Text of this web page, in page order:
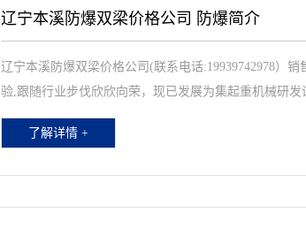
辽宁本溪防爆双梁价格公司 防爆简介
辽宁本溪防爆双梁价格公司(联系电话:19939742978）
验,跟随行业步伐欣欣向荣，现已发展为集起重机械研发
了解详情 +